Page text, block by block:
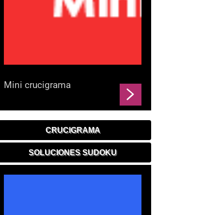
Mini crucigrama
CRUCIGRAMA
SOLUCIONES SUDOKU